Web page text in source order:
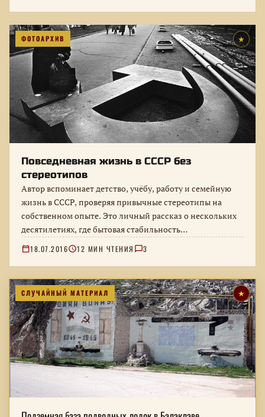
ФОТОАРХИВ ★
Повседневная жизнь в СССР без
стереотипов
Автор вспоминает детство, учёбу, работу и семейную
жизнь в СССР, проверяя привычные стереотипы на
собственном опыте. Это личный рассказ о нескольких
десятилетиях, где бытовая стабильность…
18.07.2016 12 МИН ЧТЕНИЯ 3
СЛУЧАЙНЫЙ МАТЕРИАЛ ★